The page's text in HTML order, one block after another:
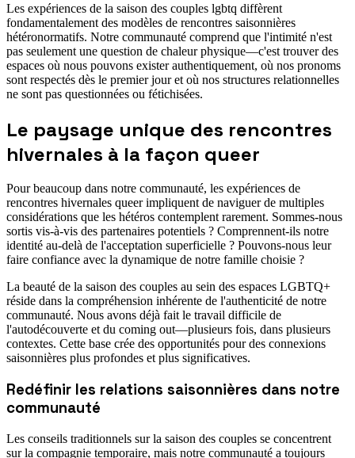
Les expériences de la saison des couples lgbtq diffèrent
fondamentalement des modèles de rencontres saisonnières
hétéronormatifs. Notre communauté comprend que l'intimité n'est
pas seulement une question de chaleur physique—c'est trouver des
espaces où nous pouvons exister authentiquement, où nos pronoms
sont respectés dès le premier jour et où nos structures relationnelles
ne sont pas questionnées ou fétichisées.
Le paysage unique des rencontres
hivernales à la façon queer
Pour beaucoup dans notre communauté, les expériences de
rencontres hivernales queer impliquent de naviguer de multiples
considérations que les hétéros contemplent rarement. Sommes-nous
sortis vis-à-vis des partenaires potentiels ? Comprennent-ils notre
identité au-delà de l'acceptation superficielle ? Pouvons-nous leur
faire confiance avec la dynamique de notre famille choisie ?
La beauté de la saison des couples au sein des espaces LGBTQ+
réside dans la compréhension inhérente de l'authenticité de notre
communauté. Nous avons déjà fait le travail difficile de
l'autodécouverte et du coming out—plusieurs fois, dans plusieurs
contextes. Cette base crée des opportunités pour des connexions
saisonnières plus profondes et plus significatives.
Redéfinir les relations saisonnières dans notre
communauté
Les conseils traditionnels sur la saison des couples se concentrent
sur la compagnie temporaire, mais notre communauté a toujours